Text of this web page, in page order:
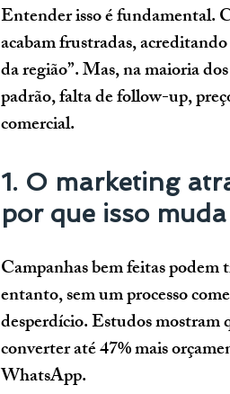
Entender isso é fundamental.
acabam frustradas,
da região”. Mas, na maioria
padrão, falta de follow-up,
comercial.
1. O marketing
por que isso
Campanhas bem feitas podem
entanto, sem um processo
desperdício. Estudos mostram
converter até 47% mais
WhatsApp.